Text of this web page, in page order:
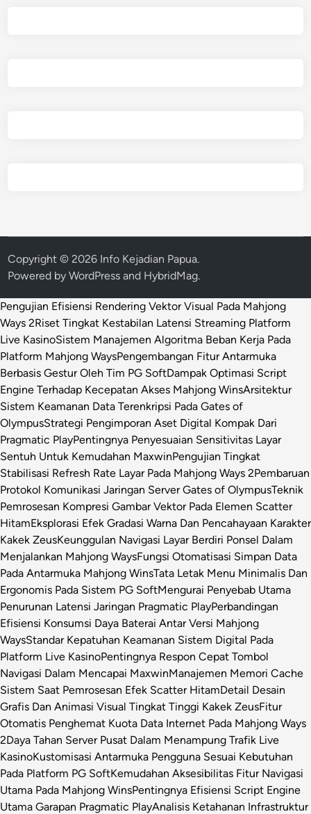
Copyright © 2026 Info Kejadian Papua.
Powered byWordPress and HybridMag.
Pengujian Efisiensi Rendering Vektor Visual Pada Mahjong
Ways 2Riset Tingkat Kestabilan Latensi Streaming Platform
Live KasinoSistem Manajemen Algoritma Beban Kerja Pada
Platform Mahjong WaysPengembangan Fitur Antarmuka
Berbasis Gestur Oleh Tim PG SoftDampak Optimasi Script
Engine Terhadap Kecepatan Akses Mahjong WinsArsitektur
Sistem Keamanan Data Terenkripsi Pada Gates of
OlympusStrategi Pengimporan Aset Digital Kompak Dari
Pragmatic PlayPentingnya Penyesuaian Sensitivitas Layar
Sentuh Untuk Kemudahan MaxwinPengujian Tingkat
Stabilisasi Refresh Rate Layar Pada Mahjong Ways 2Pembaruan
Protokol Komunikasi Jaringan Server Gates of OlympusTeknik
Pemrosesan Kompresi Gambar Vektor Pada Elemen Scatter
HitamEksplorasi Efek Gradasi Warna Dan Pencahayaan Karakter
Kakek ZeusKeunggulan Navigasi Layar Berdiri Ponsel Dalam
Menjalankan Mahjong WaysFungsi Otomatisasi Simpan Data
Pada Antarmuka Mahjong WinsTata Letak Menu Minimalis Dan
Ergonomis Pada Sistem PG SoftMengurai Penyebab Utama
Penurunan Latensi Jaringan Pragmatic PlayPerbandingan
Efisiensi Konsumsi Daya Baterai Antar Versi Mahjong
WaysStandar Kepatuhan Keamanan Sistem Digital Pada
Platform Live KasinoPentingnya Respon Cepat Tombol
Navigasi Dalam Mencapai MaxwinManajemen Memori Cache
Sistem Saat Pemrosesan Efek Scatter HitamDetail Desain
Grafis Dan Animasi Visual Tingkat Tinggi Kakek ZeusFitur
Otomatis Penghemat Kuota Data Internet Pada Mahjong Ways
2Daya Tahan Server Pusat Dalam Menampung Trafik Live
KasinoKustomisasi Antarmuka Pengguna Sesuai Kebutuhan
Pada Platform PG SoftKemudahan Aksesibilitas Fitur Navigasi
Utama Pada Mahjong WinsPentingnya Efisiensi Script Engine
Utama Garapan Pragmatic PlayAnalisis Ketahanan Infrastruktur